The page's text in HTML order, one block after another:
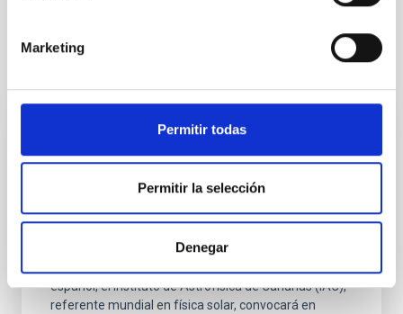
Marketing
Permitir todas
Permitir la selección
Denegar
El IAC convocará en Palencia, por el
eclipse, a primeras figuras mundiales en el
estudio del Sol
El próximo 12 de agosto, coincidiendo con el eclipse
español, el Instituto de Astrofísica de Canarias (IAC),
referente mundial en física solar, convocará en